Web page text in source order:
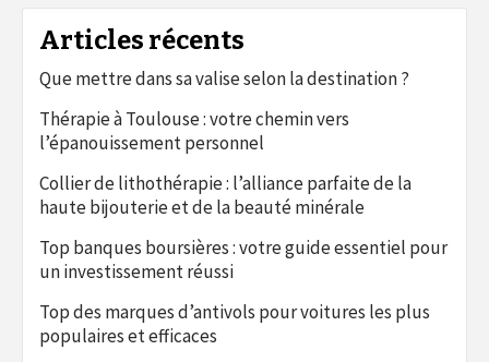
Articles récents
Que mettre dans sa valise selon la destination ?
Thérapie à Toulouse : votre chemin vers
l’épanouissement personnel
Collier de lithothérapie : l’alliance parfaite de la
haute bijouterie et de la beauté minérale
Top banques boursières : votre guide essentiel pour
un investissement réussi
Top des marques d’antivols pour voitures les plus
populaires et efficaces